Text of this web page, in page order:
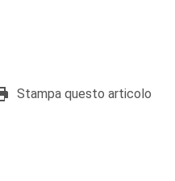
Stampa questo articolo